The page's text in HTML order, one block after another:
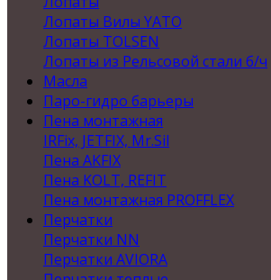
Лопаты Вилы YATO
Лопаты TOLSEN
Лопаты из Рельсовой стали б/ч
Масла
Паро-гидро барьеры
Пена монтажная
IRFix, JETFIX, Mr.Sil
Пена AKFIX
Пена KOLT, REFIT
Пена монтажная PROFFLEX
Перчатки
Перчатки NN
Перчатки AVIORA